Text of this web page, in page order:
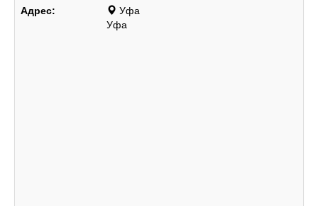
Адрес:
Уфа
Уфа